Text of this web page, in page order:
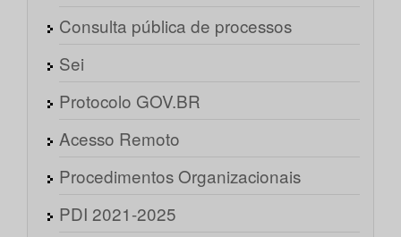
Consulta pública de processos
Sei
Protocolo GOV.BR
Acesso Remoto
Procedimentos Organizacionais
PDI 2021-2025